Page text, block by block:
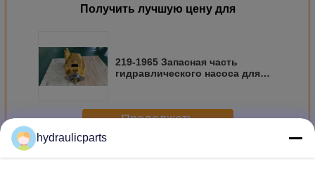
Получить лучшую цену для
219-1965 Запасная часть
гидравлического насоса для
замена
Продолжать
БольшеГидронасос гусеницы
hydraulicparts